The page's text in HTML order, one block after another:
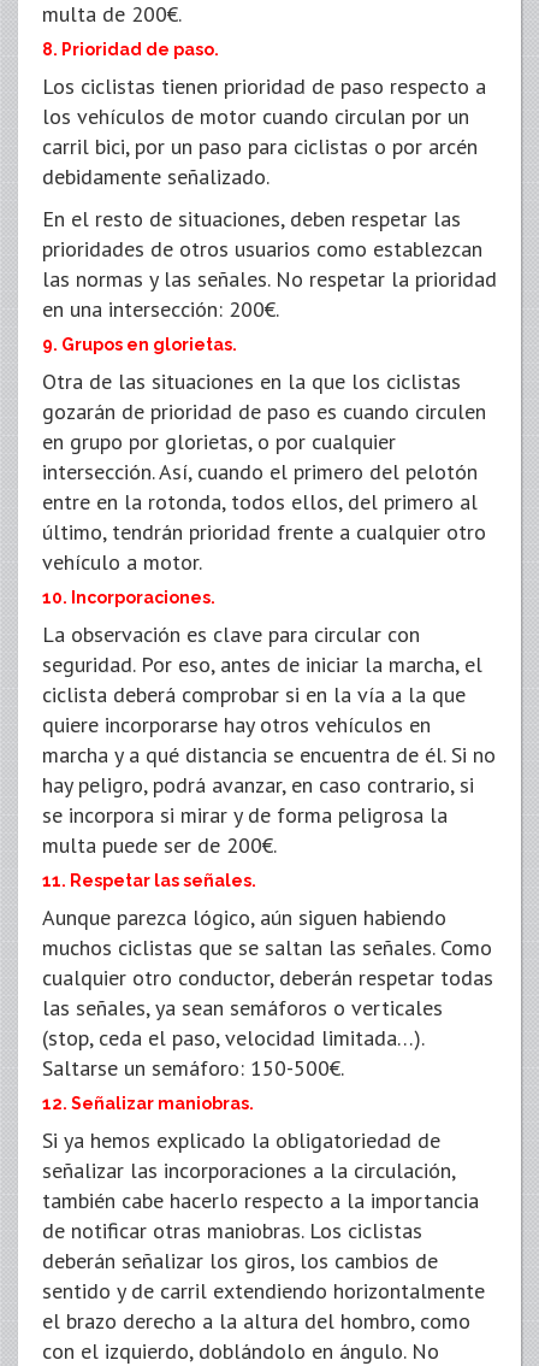
multa de 200€.
8. Prioridad de paso.
Los ciclistas tienen prioridad de paso respecto a
los vehículos de motor cuando circulan por un
carril bici, por un paso para ciclistas o por arcén
debidamente señalizado.
En el resto de situaciones, deben respetar las
prioridades de otros usuarios como establezcan
las normas y las señales. No respetar la prioridad
en una intersección: 200€.
9. Grupos en glorietas.
Otra de las situaciones en la que los ciclistas
gozarán de prioridad de paso es cuando circulen
en grupo por glorietas, o por cualquier
intersección. Así, cuando el primero del pelotón
entre en la rotonda, todos ellos, del primero al
último, tendrán prioridad frente a cualquier otro
vehículo a motor.
10. Incorporaciones.
La observación es clave para circular con
seguridad. Por eso, antes de iniciar la marcha, el
ciclista deberá comprobar si en la vía a la que
quiere incorporarse hay otros vehículos en
marcha y a qué distancia se encuentra de él. Si no
hay peligro, podrá avanzar, en caso contrario, si
se incorpora si mirar y de forma peligrosa la
multa puede ser de 200€.
11. Respetar las señales.
Aunque parezca lógico, aún siguen habiendo
muchos ciclistas que se saltan las señales. Como
cualquier otro conductor, deberán respetar todas
las señales, ya sean semáforos o verticales
(stop, ceda el paso, velocidad limitada…).
Saltarse un semáforo: 150-500€.
12. Señalizar maniobras.
Si ya hemos explicado la obligatoriedad de
señalizar las incorporaciones a la circulación,
también cabe hacerlo respecto a la importancia
de notificar otras maniobras. Los ciclistas
deberán señalizar los giros, los cambios de
sentido y de carril extendiendo horizontalmente
el brazo derecho a la altura del hombro, como
con el izquierdo, doblándolo en ángulo. No